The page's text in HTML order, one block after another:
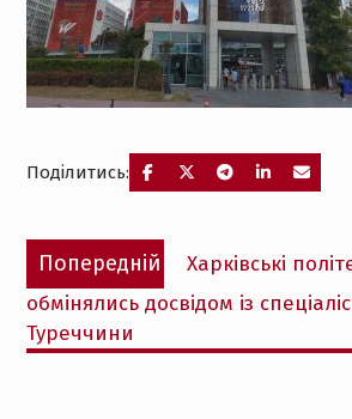
Поділитись:
Навігація
записів
Попередній
Попередній
запис:
Харківські
обмінялись досвідом із
Туреччини